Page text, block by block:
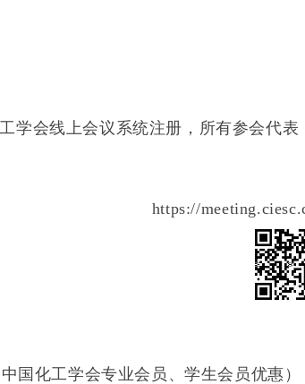
学会线上会议系统注册，所有参会代
https://
国化工学会专业会员、学生会员优惠）